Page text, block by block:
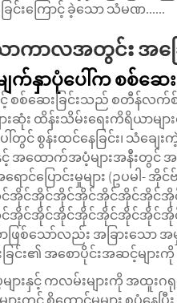
င်းကြောင့် ခဲ့သော သံမဏ......
ာကာလအတွင်း အခ
က်နှာပုံပေါ်က စစ်ဆေး
င့် စစ်ဆေးခြင်းသည် စတီန်
းဆုံး ထိန်းသိမ်းရေးကိရိယာမျ
ပေါ်တွင် စွန်းထင်နေခြင်း၊ သံခ
နှင့် အထောက်အပံ့များအနီးတွင်
အရောင်ပြောင်းမှုများ (ဥ
အိုင်အိုင်အိုင်အိုင်အိုင်အိုင်အိုင်
အိုင်အိုင်အိုင်အိုင်အိုင်အိုင်အိုင်
စ်သော်လည်း အခြားသော အမှ
းခြင်း၏ အစောပိုင်းအဆင့်မျာ
းနှင့် ကလမ်းများကို အထူးဂ
ားတွင် စိုထောင်မှုများ စုပုံန